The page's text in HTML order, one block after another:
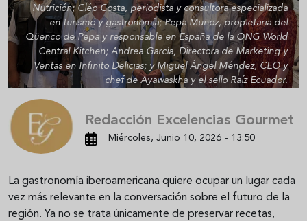
Nutrición; Cléo Costa, periodista y consultora especializada
en turismo y gastronomía; Pepa Muñoz, propietaria del
Qüenco de Pepa y responsable en España de la ONG World
Central Kitchen; Andrea García, Directora de Marketing y
Ventas en Infinito Delicias; y Miguel Ángel Méndez, CEO y
chef de Ayawaskha y el sello Raíz Ecuador.
Redacción Excelencias Gourmet
Miércoles, Junio 10, 2026 - 13:50
La gastronomía iberoamericana quiere ocupar un lugar cada
vez más relevante en la conversación sobre el futuro de la
región. Ya no se trata únicamente de preservar recetas,